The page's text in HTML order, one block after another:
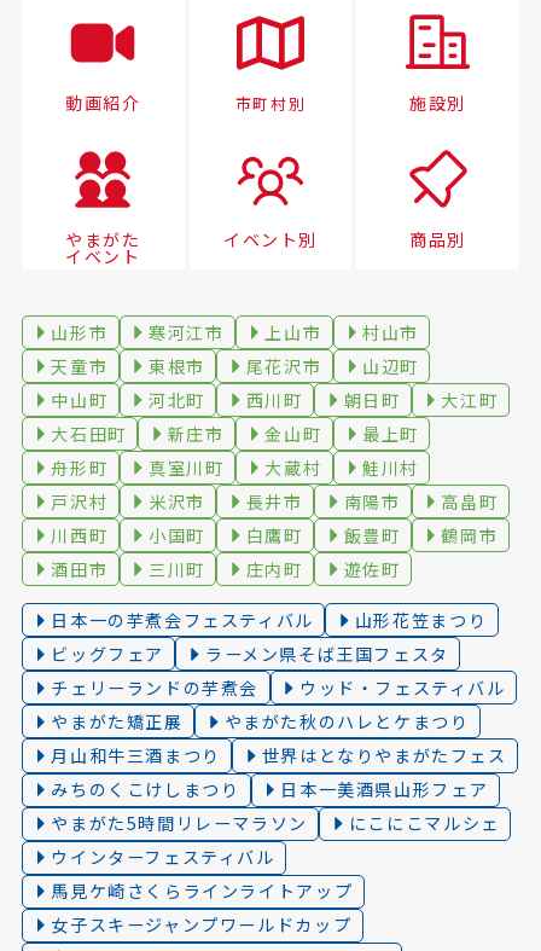
動画紹介 市町村別 施設別
やまがた
イベント
イベント別 商品別
山形市 寒河江市 上山市
村山市
天童市
東根市 尾花沢市
山辺町
中山町
河北町 西川町 朝日町
大江町
大石田町
新庄市 金山町
最上町
舟形町
真室川町 大蔵村
鮭川村
戸沢村
米沢市 長井市 南陽市
高畠町
川西町
小国町 白鷹町 飯豊町
鶴岡市
酒田市
三川町 庄内町 遊佐町
日本一の芋煮会フェスティバル
山形花笠まつり
ビッグフェア
ラーメン県そば王国フェスタ
チェリーランドの芋煮会
ウッド・フェスティバル
やまがた矯正展
やまがた秋のハレとケまつり
月山和牛三酒まつり
世界はとなりやまがたフェス
みちのくこけしまつり
日本一美酒県山形フェア
やまがた5時間リレーマラソン
にこにこマルシェ
ウインターフェスティバル
馬見ケ崎さくらラインライトアップ
女子スキージャンプワールドカップ